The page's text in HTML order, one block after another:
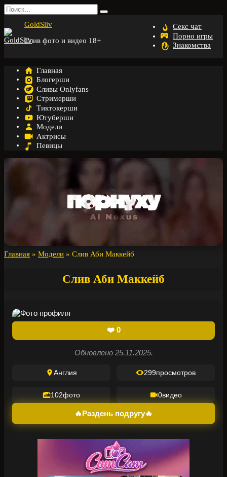
Перейти
к
содержанию
Search
for:
GoldSliv
Слив фото и видео 18+
Секс чат
Порно игры
Знакомства
Главная
Блогерши
Сливы Onlyfans
Стримерши
Тиктокерши
Ютуберши
Модели
Актрисы
Певицы
Главная » Модели » Слив Аби Маккейб
Слив Аби Маккейб
❤️ 0
Обновлено 25.11.2025.
Англия 299просмотров
102фото 0видео
🔥Раздень подругу🔥